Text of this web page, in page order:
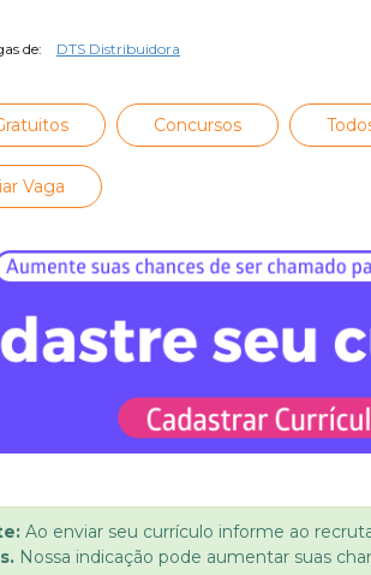
de: DTS Distribuidora
Concursos
Vaga
Ao enviar seu currículo informe ao
Nossa indicação pode aumentar suas